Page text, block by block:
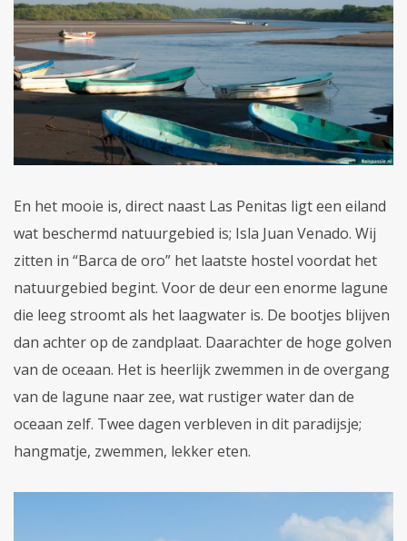
En het mooie is, direct naast Las Penitas ligt een eiland
wat beschermd natuurgebied is; Isla Juan Venado. Wij
zitten in “Barca de oro” het laatste hostel voordat het
natuurgebied begint. Voor de deur een enorme lagune
die leeg stroomt als het laagwater is. De bootjes blijven
dan achter op de zandplaat. Daarachter de hoge golven
van de oceaan. Het is heerlijk zwemmen in de overgang
van de lagune naar zee, wat rustiger water dan de
oceaan zelf. Twee dagen verbleven in dit paradijsje;
hangmatje, zwemmen, lekker eten.